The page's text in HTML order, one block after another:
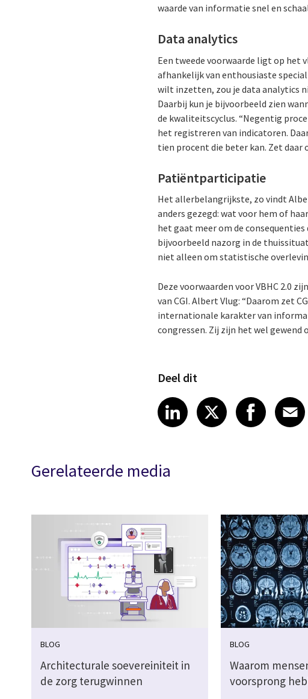
waarde van informatie snel en
Data analytics
Een tweede voorwaarde ligt op het
afhankelijk van enthousiaste
wilt inzetten, zou je data analytics
Daarbij kun je bijvoorbeeld zien
de kwaliteitscyclus. “Negentig
het registreren van indicatoren.
tien procent die beter kan. Zet daar
Patiëntparticipatie
Het allerbelangrijkste, zo vindt
anders gezegd: wat voor hem of
het gaat meer om de
bijvoorbeeld nazorg in de
niet alleen om statistische
Deze voorwaarden voor VBHC 2.0
van CGI. Albert Vlug: “Daarom zet
internationale karakter van
congressen. Zij zijn het wel
Deel dit
Share article on
LinkedIn
Share article
XShare
Gerelateerde media
BLOG
Architecturale soevereiniteit in
de zorg terugwinnen
BLOG
Waarom
voorsprong